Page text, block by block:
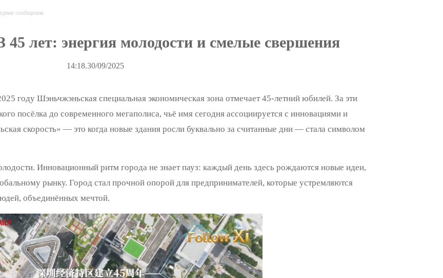
сообщения
лет: энергия молодости и смелые свершения
14:18.30/09/2025
году Шэньчжэньская специальная экономическая зона отмечает 45-летний юбилей. За эти
посёлка до современного мегаполиса, чьё имя сегодня ассоциируется с инновациями и
скорость» — это когда новые здания росли буквально за считанные дни — стала символом
Инновационный ритм города не знает пауз: каждый день здесь рождаются новые идеи,
рынку. Город стал прочной опорой для предпринимателей, которые устремляются
объединённых мечтой.